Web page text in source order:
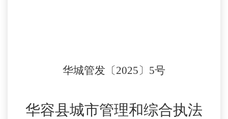
华城管发〔2025〕5号
华容县城市管理和综合执法